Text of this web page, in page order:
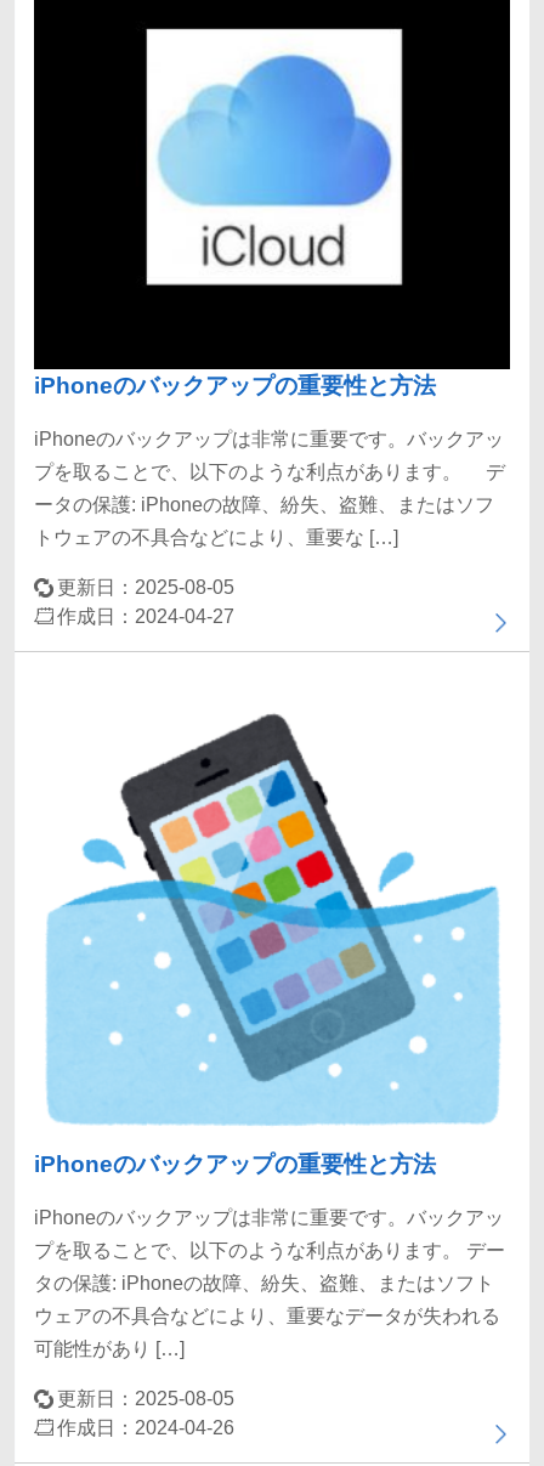
iPhoneのバックアップの重要性と方法
iPhoneのバックアップは非常に重要です。バックアッ
プを取ることで、以下のような利点があります。 デ
ータの保護: iPhoneの故障、紛失、盗難、またはソフ
トウェアの不具合などにより、重要な […]
更新日：2025-08-05
作成日：2024-04-27
iPhoneのバックアップの重要性と方法
iPhoneのバックアップは非常に重要です。バックアッ
プを取ることで、以下のような利点があります。 デー
タの保護: iPhoneの故障、紛失、盗難、またはソフト
ウェアの不具合などにより、重要なデータが失われる
可能性があり […]
更新日：2025-08-05
作成日：2024-04-26